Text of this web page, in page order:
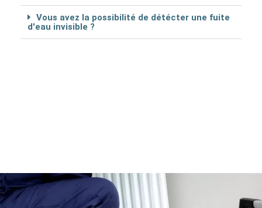
Vous avez la possibilité de détécter une fuite
d'eau invisible ?